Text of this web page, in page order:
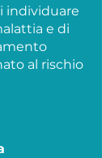
individuare
e di
al rischio